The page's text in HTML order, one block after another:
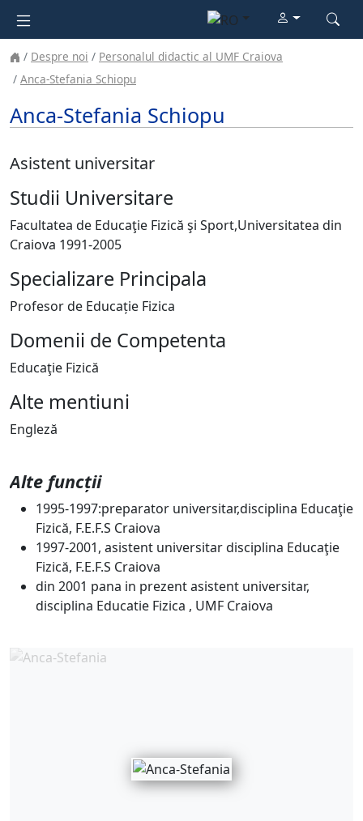
Despre noi
Personalul didactic al UMF Craiova
Anca-Stefania Schiopu
Anca-Stefania Schiopu
Asistent universitar
Studii Universitare
Facultatea de Educaţie Fizică şi Sport,Universitatea din
Craiova 1991-2005
Specializare Principala
Profesor de Educație Fizica
Domenii de Competenta
Educaţie Fizică
Alte mentiuni
Engleză
Alte funcții
1995-1997:preparator universitar,disciplina Educaţie
Fizică, F.E.F.S Craiova
1997-2001, asistent universitar disciplina Educaţie
Fizică, F.E.F.S Craiova
din 2001 pana in prezent asistent universitar,
disciplina Educatie Fizica , UMF Craiova